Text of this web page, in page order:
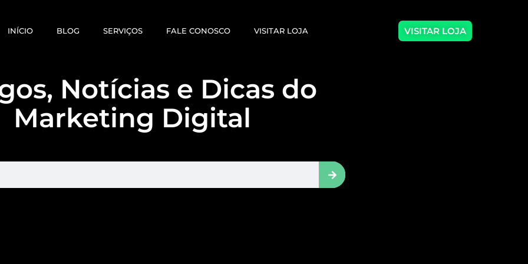
INÍCIO BLOG SERVIÇOS FALE CONOSCO VISITAR LOJA VISITAR LOJA
Notícias e Dicas do
Marketing Digital